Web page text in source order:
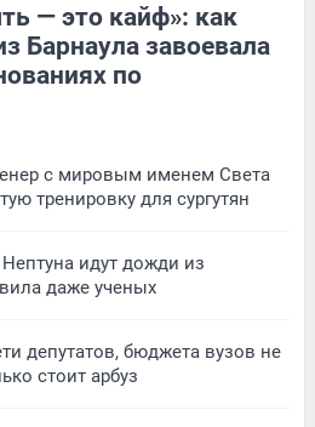
— это кайф»: как
Барнаула завоевала
по
с мировым именем Света
тренировку для сургутян
идут дожди из
даже ученых
депутатов, бюджета вузов не
стоит арбуз